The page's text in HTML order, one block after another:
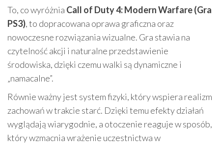
To, co wyróżnia Call of Duty 4: Modern Warfare (Gra
PS3), to dopracowana oprawa graficzna oraz
nowoczesne rozwiązania wizualne. Gra stawia na
czytelność akcji i naturalne przedstawienie
środowiska, dzięki czemu walki są dynamiczne i
„namacalne”.
Równie ważny jest system fizyki, który wspiera realizm
zachowań w trakcie starć. Dzięki temu efekty działań
wyglądają wiarygodnie, a otoczenie reaguje w sposób,
który wzmacnia wrażenie uczestnictwa w